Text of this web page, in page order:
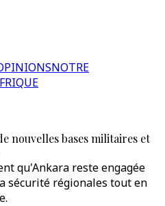
NOTRE
nouvelles bases militaires et
qu'Ankara reste engagée
sécurité régionales tout en